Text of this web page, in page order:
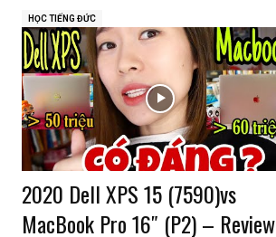
HỌC TIẾNG ĐỨC
2020 Dell XPS 15 (7590)vs
MacBook Pro 16″ (P2) – Review